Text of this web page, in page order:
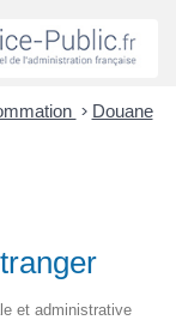
> Douane
et administrative